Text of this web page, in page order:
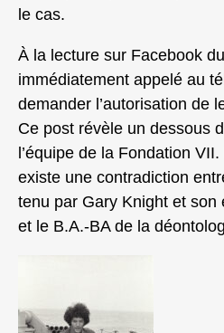
le cas.
À la lecture sur Facebook
immédiatement appelé au
demander l’autorisation de
Ce post révèle un dessous
l’équipe de la Fondation
existe une contradiction
tenu par Gary Knight et son
et le B.A.-BA de la